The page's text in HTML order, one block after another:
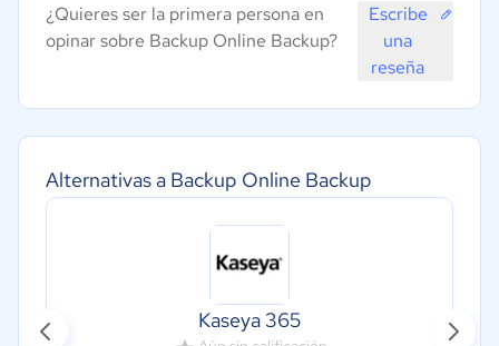
Alternativas a Backup Online Backup
Kaseya 365
¿Quieres ser la primera persona en
opinar sobre Backup Online Backup?
Escribe
una
reseña